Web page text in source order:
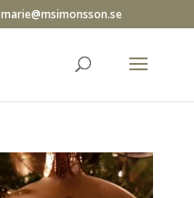
marie@msimonsson.se